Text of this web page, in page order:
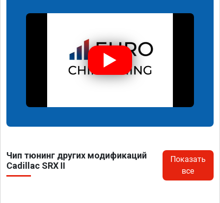
Чип тюнинг других модификаций
Cadillac SRX II
Показать
все